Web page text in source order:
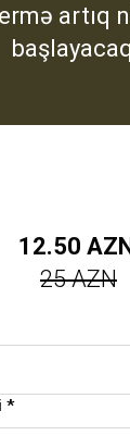
artıq
12.50
25 AZN
*